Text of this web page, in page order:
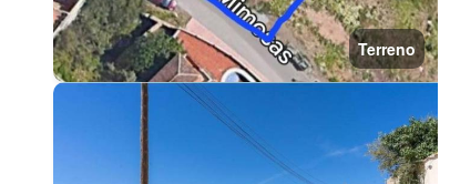
Terreno